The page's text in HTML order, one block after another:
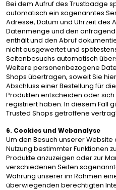
Bei dem Aufruf des Trustbadge
automatisch ein sogenanntes
Adresse, Datum und Uhrzeit des
Datenmenge und den
enthält und den Abruf
nicht ausgewertet und
Seitenbesuchs automatisch
Weitere personenbezogene
Shops übertragen, soweit Sie
Abschluss einer Bestellung für
Produkten entscheiden oder sich
registriert haben. In diesem Fall
Trusted Shops getroffene
6. Cookies und Webanalyse
Um den Besuch unserer
Nutzung bestimmter Funktionen
Produkte anzuzeigen oder zur
verschiedenen Seiten
Wahrung unserer im Rahmen
überwiegenden berechtigten